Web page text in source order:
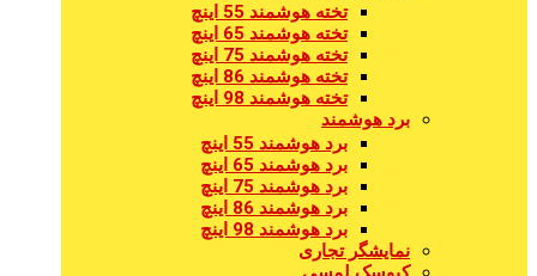
تخته هوشمند 55 اینچ
تخته هوشمند 65 اینچ
تخته هوشمند 75 اینچ
تخته هوشمند 86 اینچ
تخته هوشمند 98 اینچ
برد هوشمند
برد هوشمند 55 اینچ
برد هوشمند 65 اینچ
برد هوشمند 75 اینچ
برد هوشمند 86 اینچ
برد هوشمند 98 اینچ
نمایشگر تجاری